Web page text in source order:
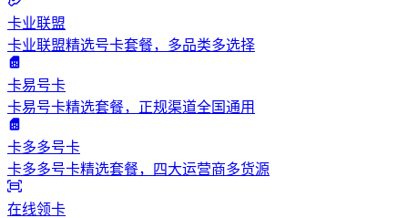
卡业联盟
卡业联盟精选号卡套餐，多品类多选择
卡易号卡
卡易号卡精选套餐，正规渠道全国通用
卡多多号卡
卡多多号卡精选套餐，四大运营商多货源
在线领卡